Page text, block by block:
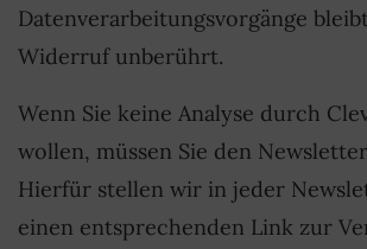
Datenverarbeitungsvorgänge
Widerruf unberührt.
Wenn Sie keine Analyse durch
wollen, müssen Sie den
Hierfür stellen wir in jeder
einen entsprechenden Link zur